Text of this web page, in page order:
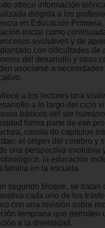
ofrece información
dirigida a los
en Educación
inicial como
evolutivos y de
con dificultades de
del desarrollo y otras
asociarse a
a los lectores una
a lo largo del ciclo
básicos del ser
forma parte de ese
consta de capítulos
el origen del cerebro y
una perspectiva evolutiva
la educación
familia en la escuela.
segundo bloque, se tratan
cada uno de los
con una revisión sobre
temprana que permiten
a la diversidad.